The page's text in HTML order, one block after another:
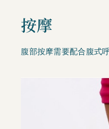
按摩
腹部按摩需要配合腹式